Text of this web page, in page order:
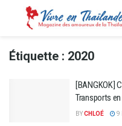
Étiquette : 2020
[BANGKOK]
Transports en
BYCHLOÉ 9